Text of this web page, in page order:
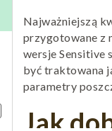
Najważniejszą
przygotowane z
wersje Sensitive
być traktowana
parametry
Jak